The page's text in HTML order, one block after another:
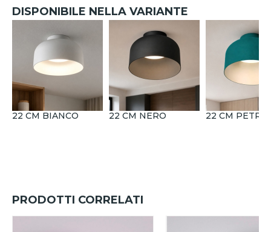
DISPONIBILE NELLA VARIANTE
22 CM BIANCO 22 CM NERO 22 CM
PRODOTTI CORRELATI